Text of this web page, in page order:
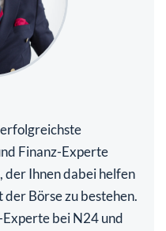
Finanz-Experte
der Ihnen dabei helfen
Börse zu bestehen.
bei N24 und